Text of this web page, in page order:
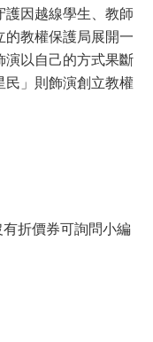
護因越線學生、教師
的教權保護局展開一
演以自己的方式果斷
民」則飾演創立教權
折價券可詢問小編